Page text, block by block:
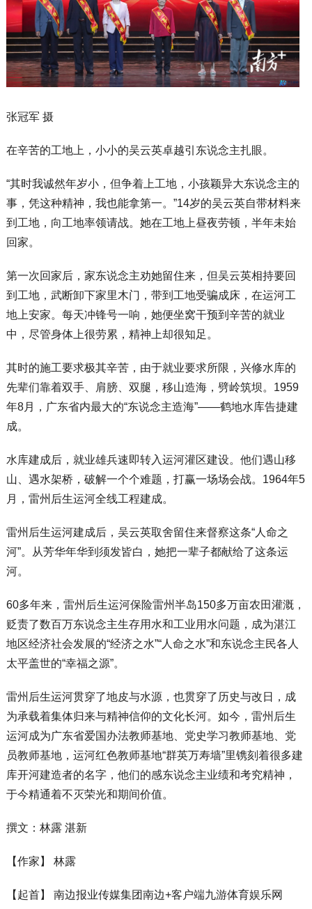
张冠军 摄
在辛苦的工地上，小小的吴云英卓越引东说念主扎眼。
“其时我诚然年岁小，但争着上工地，小孩颖异大东说念主的
事，凭这种精神，我也能拿第一。”14岁的吴云英自带材料来
到工地，向工地率领请战。她在工地上昼夜劳顿，半年未始
回家。
第一次回家后，家东说念主劝她留住来，但吴云英相持要回
到工地，武断卸下家里木门，带到工地受骗成床，在运河工
地上安家。每天冲锋号一响，她便坐窝干预到辛苦的就业
中，尽管身体上很劳累，精神上却很知足。
其时的施工要求极其辛苦，由于就业要求所限，兴修水库的
先辈们靠着双手、肩膀、双腿，移山造海，劈岭筑坝。1959
年8月，广东省内最大的“东说念主造海”——鹤地水库告捷建
成。
水库建成后，就业雄兵速即转入运河灌区建设。他们遇山移
山、遇水架桥，破解一个个难题，打赢一场场会战。1964年5
月，雷州后生运河全线工程建成。
雷州后生运河建成后，吴云英取舍留住来督察这条“人命之
河”。从芳华年华到须发皆白，她把一辈子都献给了这条运
河。
60多年来，雷州后生运河保险雷州半岛150多万亩农田灌溉，
贬责了数百万东说念主生存用水和工业用水问题，成为湛江
地区经济社会发展的“经济之水”“人命之水”和东说念主民各人
太平盖世的“幸福之源”。
雷州后生运河贯穿了地皮与水源，也贯穿了历史与改日，成
为承载着集体归来与精神信仰的文化长河。如今，雷州后生
运河成为广东省爱国办法教师基地、党史学习教师基地、党
员教师基地，运河红色教师基地“群英万寿墙”里镌刻着很多建
库开河建造者的名字，他们的感东说念主业绩和考究精神，
于今精通着不灭荣光和期间价值。
撰文：林露 湛新
【作家】 林露
【起首】 南边报业传媒集团南边+客户端九游体育娱乐网